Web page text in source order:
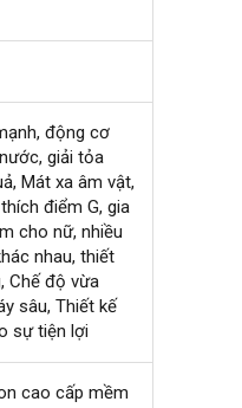
tiki
, động cơ
giá
sỉ
, giải tỏa
sản
xuất
, Mát xa âm vậtxưởng
,
điểm Gthông
minh
, gia
cho nữbáo
giá
, nhiều
nhaugiá
sỉ
, thiết
nội
địa
, Chế độ vừa
sâutheo
yêu
, Thiết kế
sự tiện lợi
cao cấp mềm